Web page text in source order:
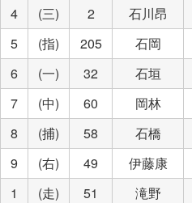
4
(三) 2 石川昂
5
(指) 205 石岡
6
(一) 32 石垣
7
(中) 60 岡林
8
(捕) 58 石橋
9
(右) 49 伊藤康
1
(走) 51 滝野